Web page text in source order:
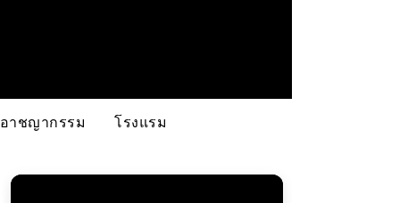
อาชญากรรม โรงแรม